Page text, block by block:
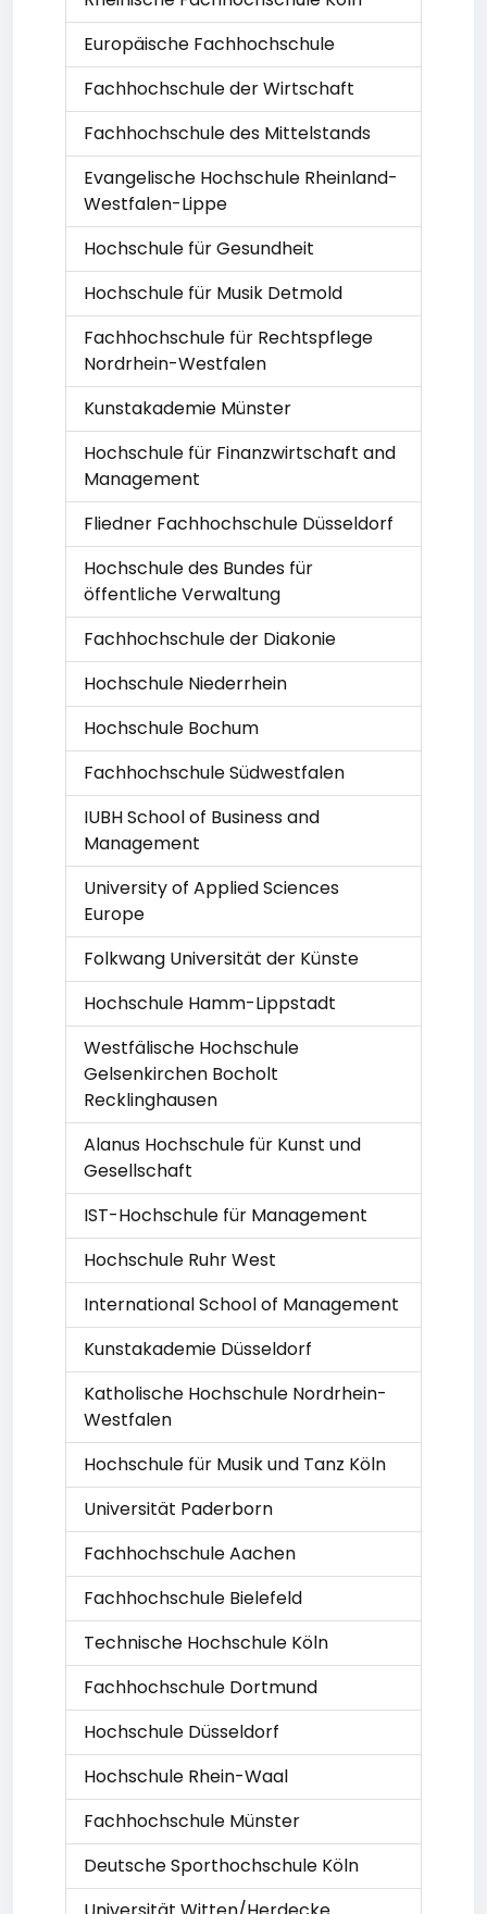
Europäische Fachhochschule
Fachhochschule der Wirtschaft
Fachhochschule des Mittelstands
Evangelische Hochschule Rheinland-
Westfalen-Lippe
Hochschule für Gesundheit
Hochschule für Musik Detmold
Fachhochschule für Rechtspflege
Nordrhein-Westfalen
Kunstakademie Münster
Hochschule für Finanzwirtschaft and
Management
Fliedner Fachhochschule Düsseldorf
Hochschule des Bundes für
öffentliche Verwaltung
Fachhochschule der Diakonie
Hochschule Niederrhein
Hochschule Bochum
Fachhochschule Südwestfalen
IUBH School of Business and
Management
University of Applied Sciences
Europe
Folkwang Universität der Künste
Hochschule Hamm-Lippstadt
Westfälische Hochschule
Gelsenkirchen Bocholt
Recklinghausen
Alanus Hochschule für Kunst und
Gesellschaft
IST-Hochschule für Management
Hochschule Ruhr West
International School of Management
Kunstakademie Düsseldorf
Katholische Hochschule Nordrhein-
Westfalen
Hochschule für Musik und Tanz Köln
Universität Paderborn
Fachhochschule Aachen
Fachhochschule Bielefeld
Technische Hochschule Köln
Fachhochschule Dortmund
Hochschule Düsseldorf
Hochschule Rhein-Waal
Fachhochschule Münster
Deutsche Sporthochschule Köln